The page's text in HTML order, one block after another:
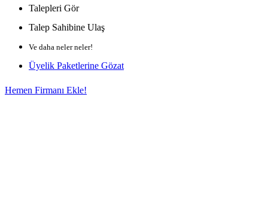
Talepleri Gör
Talep Sahibine Ulaş
Ve daha neler neler!
Üyelik Paketlerine Gözat
Hemen Firmanı Ekle!